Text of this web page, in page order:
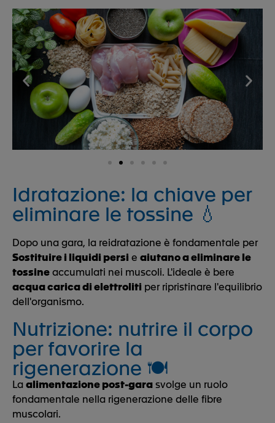
Idratazione: la chiave per
eliminare le tossine 💧
Dopo una gara, la reidratazione è fondamentale per
Sostituire i liquidi persi e aiutano a eliminare le
tossineaccumulati nei muscoli. L'ideale è bere
acqua carica di elettroliti per ripristinare l'equilibrio
dell'organismo.
Nutrizione: nutrire il corpo
per favorire la
rigenerazione 🍽️
La alimentazione post-garasvolge un ruolo
fondamentale nella rigenerazione delle fibre
muscolari.